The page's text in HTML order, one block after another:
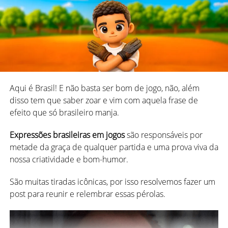
*História e curiosidades do baralho espanhol
Ordem das cartas no Truco
Gaudério
jogos de cartas, aqui a ordem não
Então veja a hierarquia da carta de maior valor para a de
menor:
1 de espadas
1 de paus
7 de ouros
Todos os 2
Já pensou se osjogadores do Megafossem assim
também? Pois é raro, mas acontece muito. Vem ver!
Torcedores da Copa e suas
semelhanças com jogadores
do Mega
Um fato: basta a bola rolar para surgirem todos os tipos
subitamente religioso.
aparecem durante os jogos de futebol se repetem em
Aqui é Brasil! E não basta ser bom de jogo, não, além
disso tem que saber zoar e vim com aquela frase de
efeito que só brasileiro manja.
Expressões brasileiras em jogossão responsáveis por
metade da graça de qualquer partida e uma prova viva da
nossa criatividade e bom-humor.
São muitas tiradas icônicas, por isso resolvemos fazer um
post para reunir e relembrar essas pérolas.